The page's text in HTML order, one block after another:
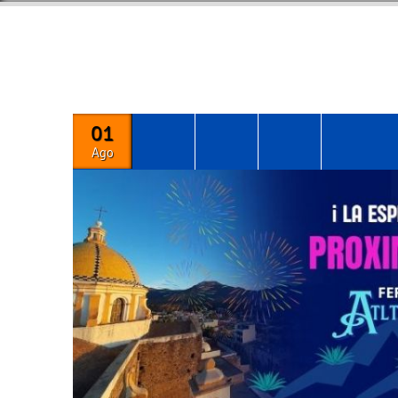
01
Ago